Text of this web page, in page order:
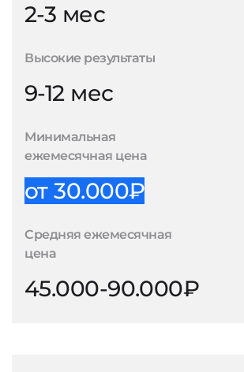
2-3 мес
Высокие результаты
9-12 мес
Минимальная
ежемесячная цена
от 30.000₽
Средняя ежемесячная
цена
45.000-90.000₽